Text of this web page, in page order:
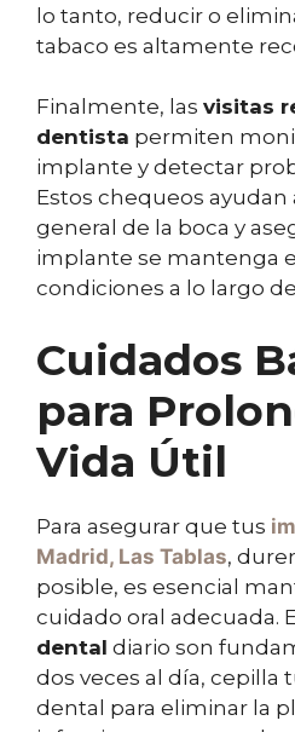
lo tanto, reducir o
tabaco es altamente
Finalmente, las visitas
dentista permiten
implante y detectar
Estos chequeos
general de la boca y
implante se mantenga
condiciones a lo largo
Cuidados
para
Vida Útil
Para asegurar que tus
Madrid, Las Tablas,
posible, es esencial
cuidado oral adecuada.
dental diario son
dos veces al día, cepilla
dental para eliminar la